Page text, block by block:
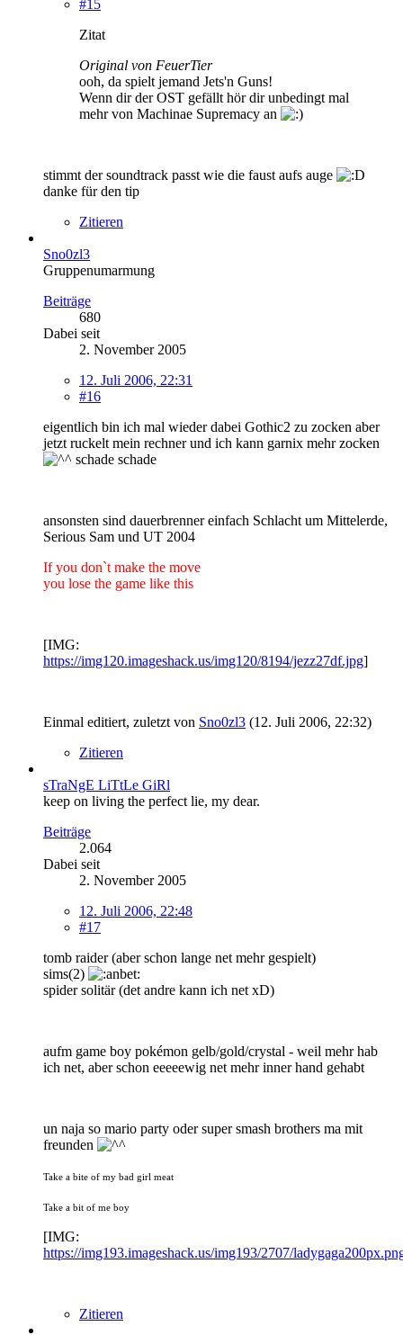
#15
Zitat
Original von FeuerTier
ooh, da spielt jemand Jets'n Guns!
Wenn dir der OST gefällt hör dir unbedingt mal
mehr von Machinae Supremacy an
stimmt der soundtrack passt wie die faust aufs auge
danke für den tip
Zitieren
Sno0zl3
Gruppenumarmung
Beiträge
680
Dabei seit
2. November 2005
12. Juli 2006, 22:31
#16
eigentlich bin ich mal wieder dabei Gothic2 zu zocken aber
jetzt ruckelt mein rechner und ich kann garnix mehr zocken
schade schade
ansonsten sind dauerbrenner einfach Schlacht um Mittelerde,
Serious Sam und UT 2004
If you don`t make the move
you lose the game like this
[IMG:
https://img120.imageshack.us/img120/8194/jezz27df.jpg]
Einmal editiert, zuletzt von Sno0zl3 (12. Juli 2006, 22:32)
Zitieren
sTraNgE LiTtLe GiRl
keep on living the perfect lie, my dear.
Beiträge
2.064
Dabei seit
2. November 2005
12. Juli 2006, 22:48
#17
tomb raider (aber schon lange net mehr gespielt)
sims(2)
spider solitär (det andre kann ich net xD)
aufm game boy pokémon gelb/gold/crystal - weil mehr hab
ich net, aber schon eeeeewig net mehr inner hand gehabt
un naja so mario party oder super smash brothers ma mit
freunden
Take a bite of my bad girl meat
Take a bit of me boy
[IMG:
https://img193.imageshack.us/img193/2707/
Zitieren